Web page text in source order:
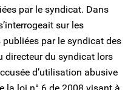
par le syndicat. Dans
sur les
par le syndicat des
directeur du syndicat lors
d’utilisation abusive